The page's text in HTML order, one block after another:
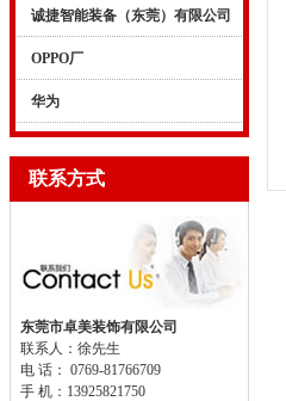
诚捷智能装备（东莞）有限公司
OPPO厂
华为
联系方式
东莞市卓美装饰有限公司
联系人：徐先生
电 话： 0769-81766709
手 机：13925821750